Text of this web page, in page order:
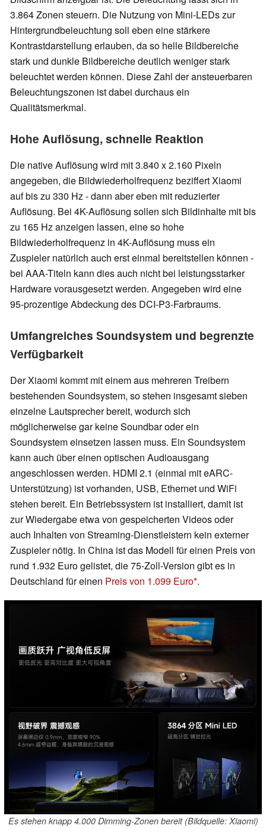
3.864 Zonen steuern. Die Nutzung von Mini-LEDs zur
Hintergrundbeleuchtung soll eben eine stärkere
Kontrastdarstellung erlauben, da so helle Bildbereiche
stark und dunkle Bildbereiche deutlich weniger stark
beleuchtet werden können. Diese Zahl der ansteuerbaren
Beleuchtungszonen ist dabei durchaus ein
Qualitätsmerkmal.
Hohe Auflösung, schnelle Reaktion
Die native Auflösung wird mit 3.840 x 2.160 Pixeln
angegeben, die Bildwiederholfrequenz beziffert Xiaomi
auf bis zu 330 Hz - dann aber eben mit reduzierter
Auflösung. Bei 4K-Auflösung sollen sich Bildinhalte mit bis
zu 165 Hz anzeigen lassen, eine so hohe
Bildwiederholfrequenz in 4K-Auflösung muss ein
Zuspieler natürlich auch erst einmal bereitstellen können -
bei AAA-Titeln kann dies auch nicht bei leistungsstarker
Hardware vorausgesetzt werden. Angegeben wird eine
95-prozentige Abdeckung des DCI-P3-Farbraums.
Umfangreiches Soundsystem und begrenzte
Verfügbarkeit
Der Xiaomi kommt mit einem aus mehreren Treibern
bestehenden Soundsystem, so stehen insgesamt sieben
einzelne Lautsprecher bereit, wodurch sich
möglicherweise gar keine Soundbar oder ein
Soundsystem einsetzen lassen muss. Ein Soundsystem
kann auch über einen optischen Audioausgang
angeschlossen werden. HDMI 2.1 (einmal mit eARC-
Unterstützung) ist vorhanden, USB, Ethernet und WiFi
stehen bereit. Ein Betriebssystem ist installiert, damit ist
zur Wiedergabe etwa von gespeicherten Videos oder
auch Inhalten von Streaming-Dienstleistern kein externer
Zuspieler nötig. In China ist das Modell für einen Preis von
rund 1.932 Euro gelistet, die 75-Zoll-Version gibt es in
Deutschland für einen Preis von 1.099 Euro .
Es stehen knapp 4.000 Dimming-Zonen bereit (Bildquelle: Xiaomi)